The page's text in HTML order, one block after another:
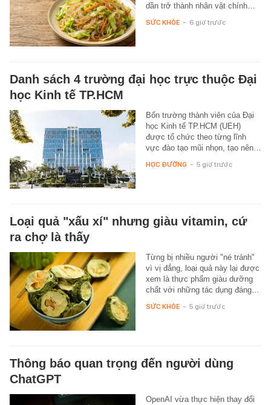
dần trở thành nhân vật chính…
SỨC KHỎE - 6 giờ trước
Danh sách 4 trường đại học trực thuộc Đại
học Kinh tế TP.HCM
Bốn trường thành viên của Đại
học Kinh tế TP.HCM (UEH)
được tổ chức theo từng lĩnh
vực đào tạo mũi nhọn, tạo nên…
HỌC ĐƯỜNG - 5 giờ trước
Loại quả "xấu xí" nhưng giàu vitamin, cứ
ra chợ là thấy
Từng bị nhiều người "né tránh"
vì vị đắng, loại quả này lại được
xem là thực phẩm giàu dưỡng
chất với những tác dụng đáng…
SỨC KHỎE - 5 giờ trước
Thông báo quan trọng đến người dùng
ChatGPT
OpenAI vừa thực hiện thay đổi